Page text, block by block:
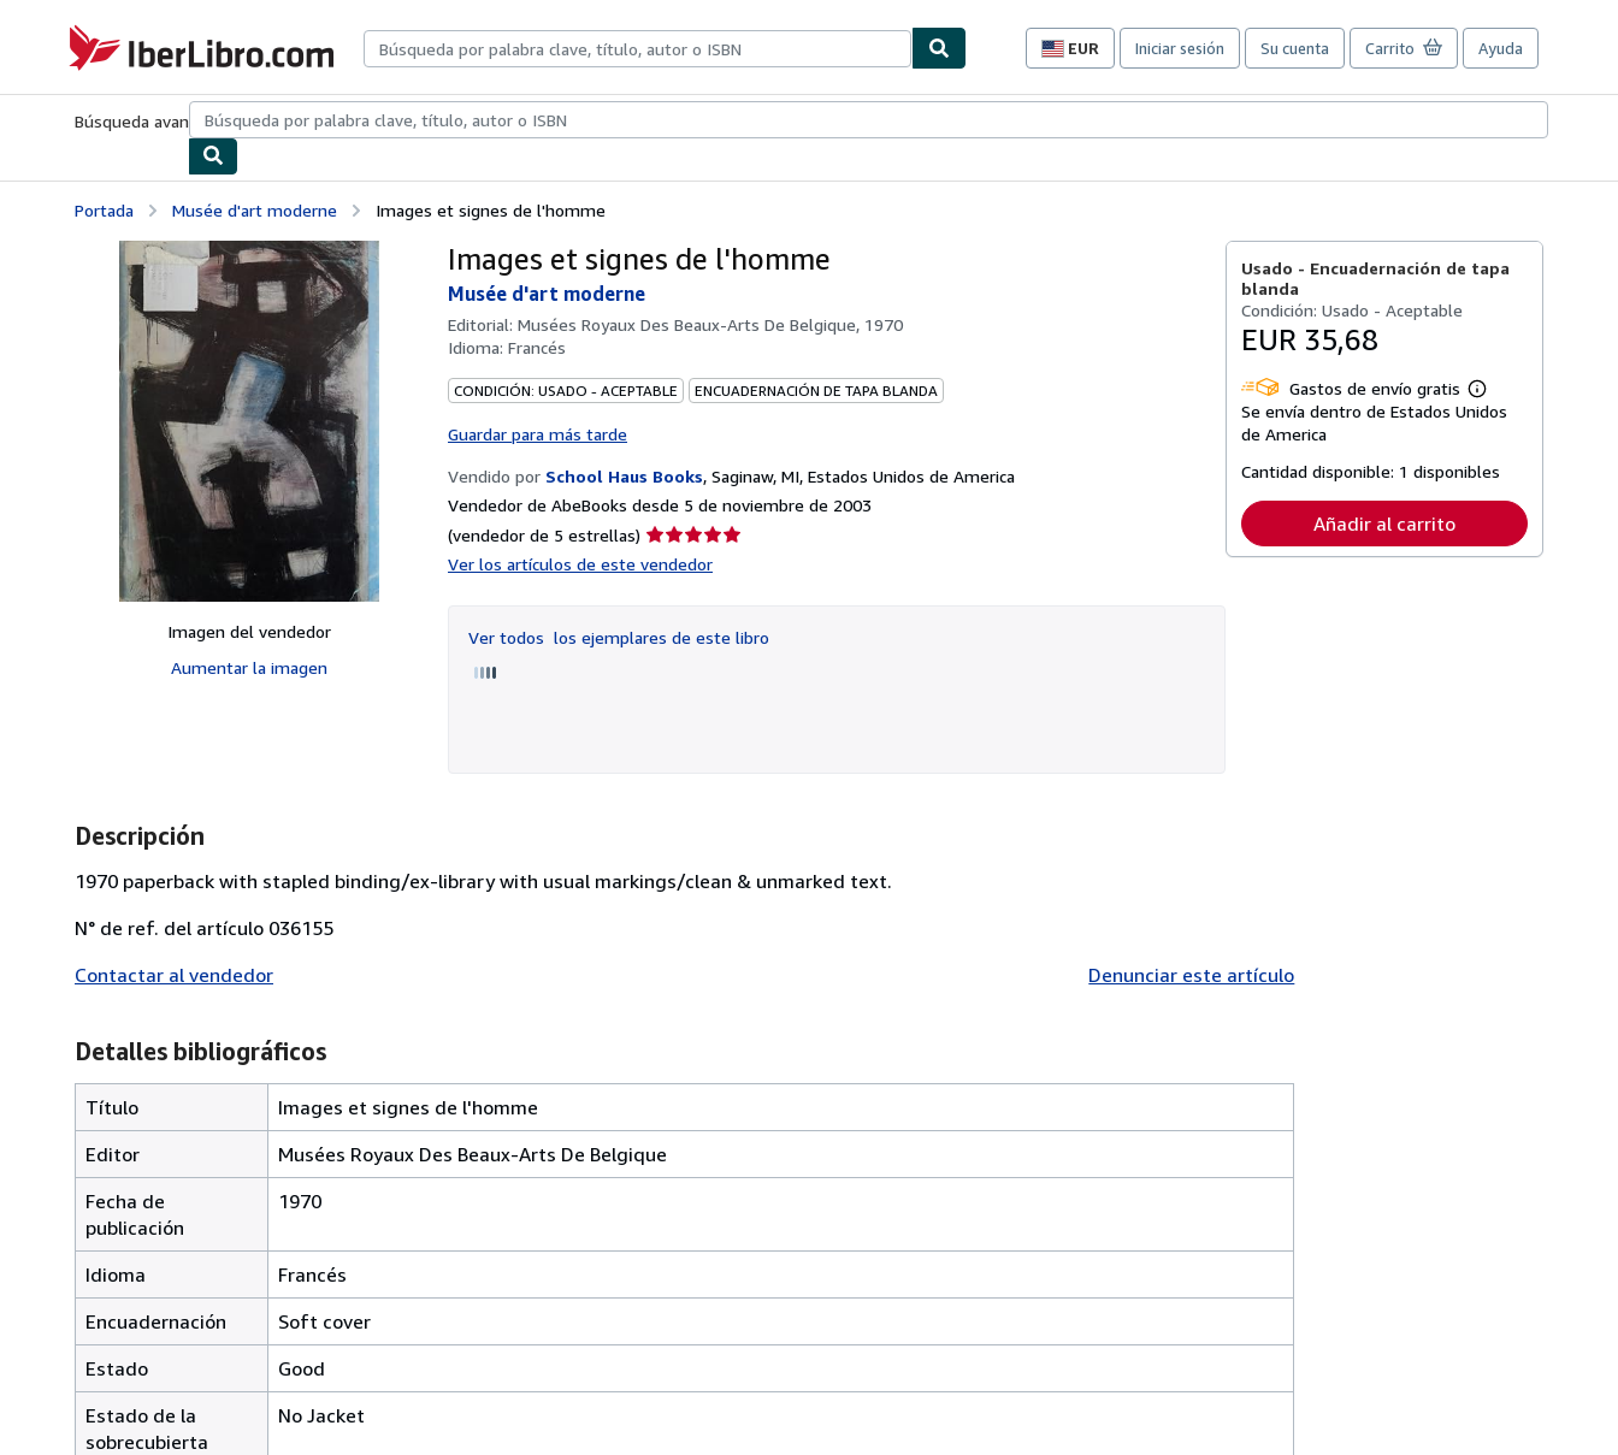
IberLibro.com
EUR
Preferencias
compra
sitio.
Iniciar sesión Su cuenta Carrito Ayuda
Búsqueda avanzadaColecciones Libros antiguosArte y coleccionismo
Portada Musée d'art moderne Images et signes de l'homme
Imagen del vendedor
Aumentar la imagen
Images et signes de l'homme
Musée d'art moderne
Editorial: Musées Royaux Des Beaux-Arts De Belgique, 1970
Idioma: Francés
CONDICIÓN: USADO - ACEPTABLE ENCUADERNACIÓN DE TAPA BLANDA
Guardar para más tarde
Vendido por School Haus Books, Saginaw, MI, Estados Unidos de America
Vendedor de AbeBooks desde 5 de noviembre de 2003
(vendedor de 5 estrellas) Calificación
Ver los artículos de este vendedor
Ver todos los ejemplares de este libro
Usado - Encuadernación de tapa
blanda
Condición: Usado - Aceptable
EUR 35,68
Gastos de envío gratis
Más
información
tarifas
envío
Se envía dentro de Estados Unidos
de America
Cantidad disponible: 1 disponibles
Añadir al carrito
Descripción
1970 paperback with stapled binding/ex-library with usual markings/clean & unmarked text.
N° de ref. del artículo 036155
Contactar al vendedor
Denunciar este artículo
Detalles bibliográficos
Título
Images et signes de l'homme
Editor
Musées Royaux Des Beaux-Arts De Belgique
Fecha de
publicación
1970
Idioma
Francés
Encuadernación
Soft cover
Estado
Good
Estado de la
sobrecubierta
No Jacket